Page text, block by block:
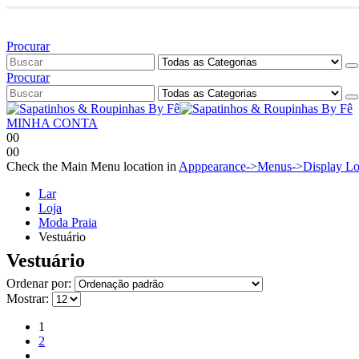
Procurar
Procurar
MINHA CONTA
00
00
Check the Main Menu location in Apppearance->Menus->Display
Lar
Loja
Moda Praia
Vestuário
Vestuário
Ordenar por:
Mostrar:
1
2